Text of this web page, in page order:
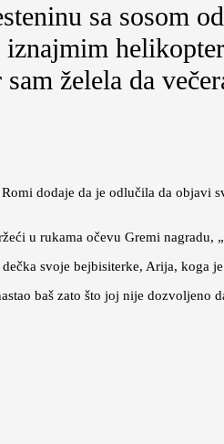
sa sosom
iznajmim
želela da
dodaje da je odlučila da objavi
u rukama očevu Gremi nagradu,
svoje bejbisiterke, Arija, koga
baš zato što joj nije dozvoljeno